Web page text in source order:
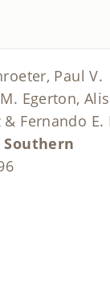
Paul V.
Egerton,
Fernando E.